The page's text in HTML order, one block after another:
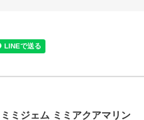
ミジェム ミミアクアマリン